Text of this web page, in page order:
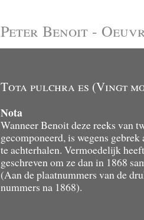
Peter Benoit -
Tota pulchra es (Vingt
Nota
Wanneer Benoit deze reeks van
gecomponeerd, is wegens
te achterhalen. Vermoedelijk
geschreven om ze dan in 1868
(Aan de plaatnummers van de
nummers na 1868).